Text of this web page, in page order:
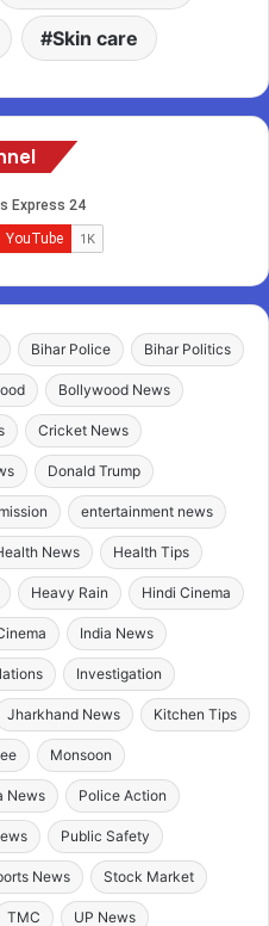
Skin care
Bihar Police Bihar Politics
Bollywood News
Cricket News
Donald Trump
entertainment news
News Health Tips
Heavy Rain Hindi Cinema
India News
Investigation
Jharkhand News Kitchen Tips
Monsoon
News Police Action
Public Safety
News Stock Market
TMC UP News